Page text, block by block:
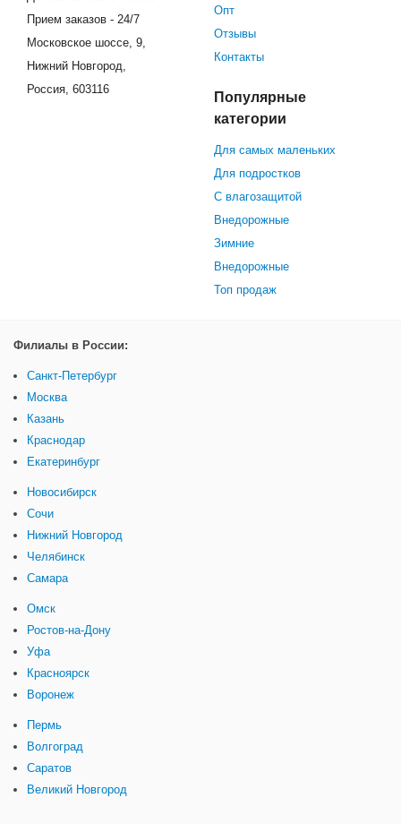
Прием заказов - 24/7
Московское шоссе, 9,
Нижний Новгород,
Россия, 603116
Опт
Отзывы
Контакты
Популярные
категории
Для самых маленьких
Для подростков
С влагозащитой
Внедорожные
Зимние
Внедорожные
Топ продаж
Филиалы в России:
Санкт-Петербург
Москва
Казань
Краснодар
Екатеринбург
Новосибирск
Сочи
Нижний Новгород
Челябинск
Самара
Омск
Ростов-на-Дону
Уфа
Красноярск
Воронеж
Пермь
Волгоград
Саратов
Великий Новгород